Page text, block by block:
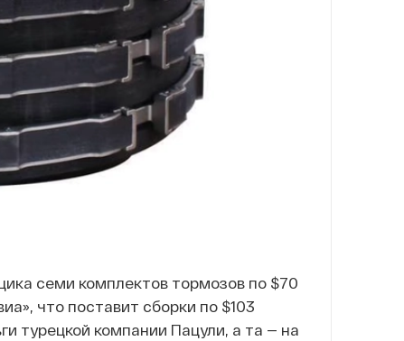
семи комплектов тормозов по $70
что поставит сборки по $103
турецкой компании Пацули, а та — на